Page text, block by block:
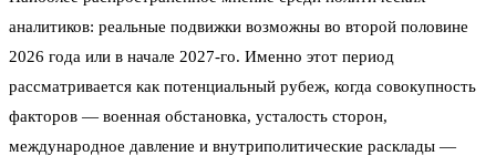
аналитиков: реальные подвижки возможны во второй половине
2026 года или в начале 2027-го. Именно этот период
рассматривается как потенциальный рубеж, когда совокупность
факторов — военная обстановка, усталость сторон,
международное давление и внутриполитические расклады —